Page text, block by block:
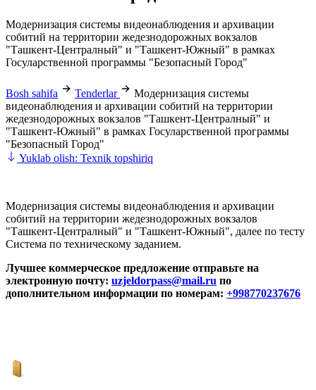
Модернизация системы видеонаблюдения и архивации
собитий на территории жедезнодорожных вокзалов
"Ташкент-Централный" и "Ташкент-Южный" в рамках
Госуларственной программы "Безопасный Город"
Bosh sahifa Tenderlar
Модернизация системы
видеонаблюдения и архивации собитий на территории
жедезнодорожных вокзалов "Ташкент-Централный" и
"Ташкент-Южный" в рамках Госуларственной программы
"Безопасный Город"
Yuklab olish: Texnik topshiriq
Модернизация системы видеонаблюдения и архивации
собитий на территории жедезнодорожных вокзалов
"Ташкент-Централный" и "Ташкент-Южный", далее по тесту
Система по техническому заданием.
Лучшее коммерческое предложение отправьте на
электронную почту: uzjeldorpass@mail.ru по
дополнительном информации по номерам: +998770237676